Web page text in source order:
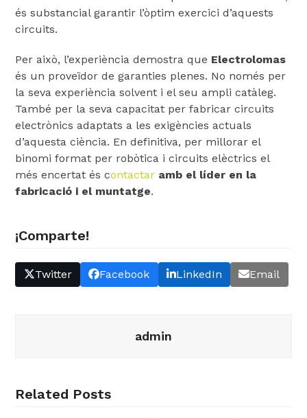
és substancial garantir l’òptim exercici d’aquests
circuits.
Per això, l’experiència demostra que Electrolomas
és un proveïdor de garanties plenes. No només per
la seva experiència solvent i el seu ampli catàleg.
També per la seva capacitat per fabricar circuits
electrònics adaptats a les exigències actuals
d’aquesta ciència. En definitiva, per millorar el
binomi format per robòtica i circuits elèctrics el
més encertat és contactar amb el líder en la
fabricació i el muntatge.
¡Comparte!
Twitter Facebook LinkedIn Email
admin
Related Posts